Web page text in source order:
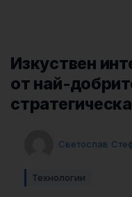
Изкуствен
от най-
Светослав
Технологии